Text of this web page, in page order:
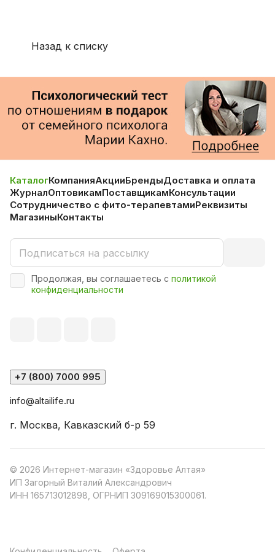
Назад к списку
КаталогКомпанияАкцииБрендыДоставка и оплата
ЖурналОптовикамПоставщикамКонсультации
Сотрудничество с фито-терапевтамиРеквизиты
МагазиныКонтакты
Продолжая, вы соглашаетесь с политикой
конфиденциальности
+7 (800) 7000 995
info@altailife.ru
г. Москва, Кавказский б-р 59
© 2026 Интернет-магазин «Здоровье Алтая»
ИП Загорный Виталий Александрович
ИНН 165713012898, ОГРНИП 309169015300061.